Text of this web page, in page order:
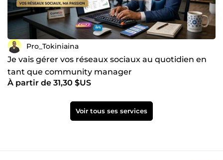
Pro_Tokiniaina
Je vais gérer vos réseaux sociaux au quotidien en
tant que community manager
À partir de 31,30 $US
Voir tous ses services